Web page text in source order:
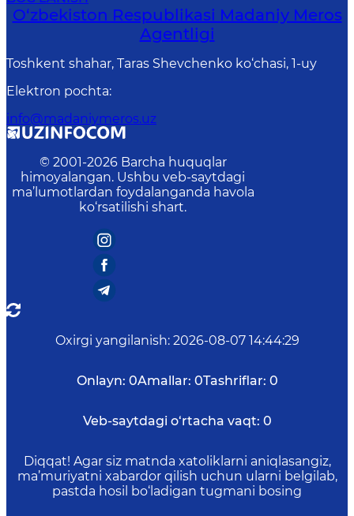
O‘zbekiston Respublikasi Madaniy Meros
Agentligi
Toshkent shahar, Taras Shevchenko ko‘chasi, 1-uy
Elektron pochta:
info@madaniymeros.uz
© 2001-2026 Barcha huquqlar
himoyalangan. Ushbu veb-saytdagi
ma’lumotlardan foydalanganda havola
ko‘rsatilishi shart.
Oxirgi yangilanish: 2026-08-07 14:44:29
Onlayn: 0Amallar: 0Tashriflar: 0
Veb-saytdagi o‘rtacha vaqt: 0
Diqqat! Agar siz matnda xatoliklarni aniqlasangiz,
ma’muriyatni xabardor qilish uchun ularni belgilab,
pastda hosil bo‘ladigan tugmani bosing